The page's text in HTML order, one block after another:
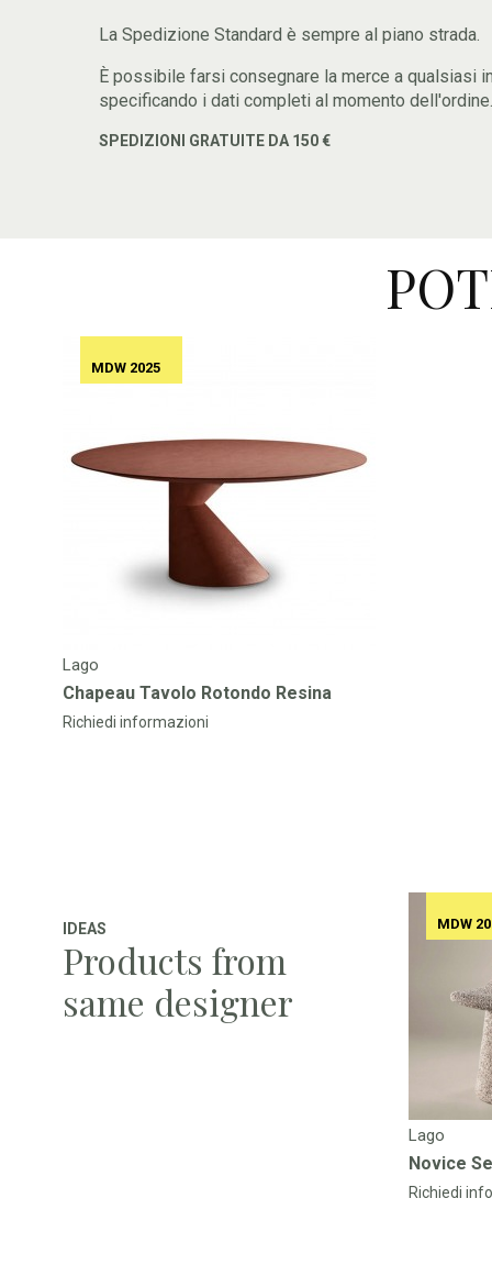
La Spedizione Standard è sempre al piano strada.
È possibile farsi consegnare la merce a qualsiasi
specificando i dati completi al momento dell'ordine.
SPEDIZIONI GRATUITE DA 150 €
Lago
Chapeau Tavolo Rotondo Resina
MDW 2025
Richiedi informazioni
IDEAS
Products from
same designer
Lago
Novice
MDW
Richiedi